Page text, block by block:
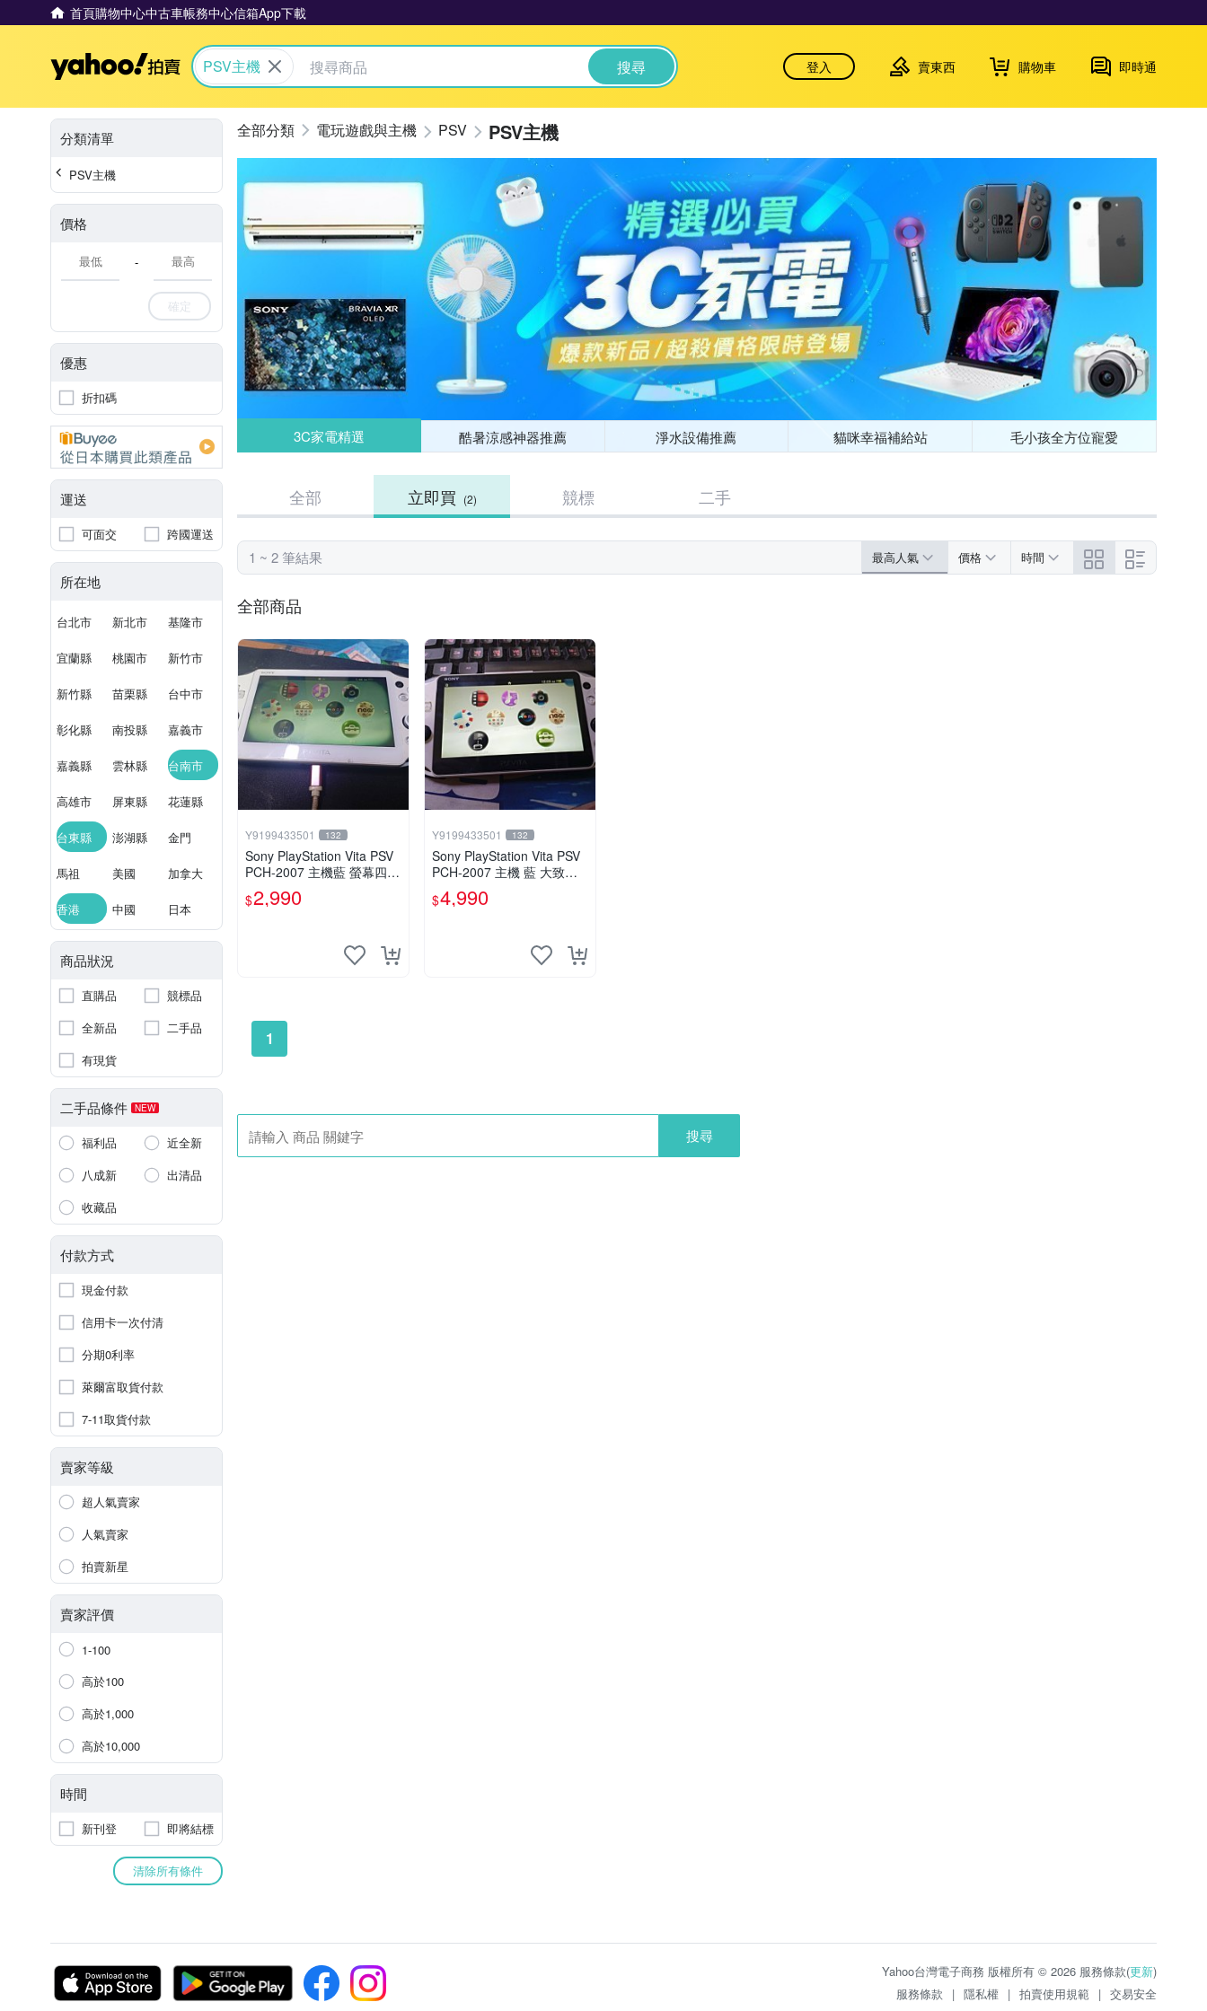
首頁購物中心中古車帳務中心信箱App下載
Yahoo拍賣
PSV主機 搜尋 登入 賣東西 購物車 即時通
分類清單
PSV主機
價格
-
確定
優惠
折扣碼
運送
可面交 跨國運送
所在地
台北市 新北市 基隆市
宜蘭縣 桃園市 新竹市
新竹縣 苗栗縣 台中市
彰化縣 南投縣 嘉義市
嘉義縣 雲林縣 台南市
高雄市 屏東縣 花蓮縣
台東縣 澎湖縣 金門
馬祖 美國 加拿大
香港 中國 日本
商品狀況
直購品
競標品
全新品
二手品
有現貨
二手品條件 NEW
福利品
近全新
八成新
出清品
收藏品
付款方式
現金付款
信用卡一次付清
分期0利率
萊爾富取貨付款
7-11取貨付款
賣家等級
超人氣賣家
人氣賣家
拍賣新星
賣家評價
1-100
高於100
高於1,000
高於10,000
時間
新刊登 即將結標
清除所有條件
電玩遊戲與主機 PSV PSV主機
3C家電精選 酷暑涼感神器推薦 淨水設備推薦 貓咪幸福補給站 毛小孩全方位寵愛
全部 立即買 (2) 競標 二手
1 ~ 2 筆結果 最高人氣 價格 時間
全部商品
Y9199433501 132
Sony PlayStation Vita PSV
PCH-2007 主機藍 螢幕四角
略暗 可安裝遊戲 系統3.74
書
$2,990
Y9199433501 132
Sony PlayStation Vita PSV
PCH-2007 主機 藍 大致良
好 送絕版YAMATO保殼
$4,990
1
搜尋
Yahoo台灣電子商務 版權所有 © 2026 服務條款(更新)
服務條款
| 隱私權 | 拍賣使用規範 | 交易安全